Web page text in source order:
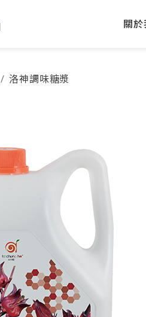
關於
/ 洛神調味糖漿